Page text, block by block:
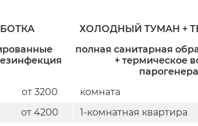
от 3200
от 4200
ХОЛОДНЫЙ ТУМАН +
полная санитарная
+ термическое
комната
1-комнатная квартира